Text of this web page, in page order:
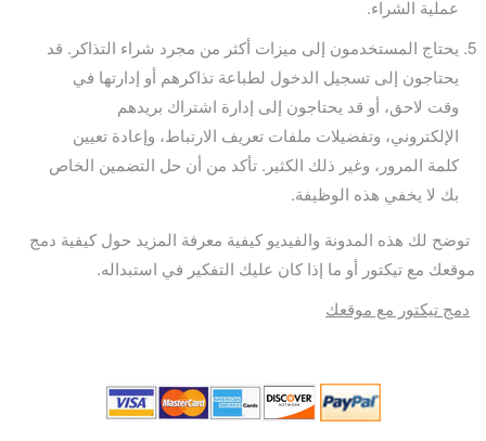
عملية الشراء.
يحتاج المستخدمون إلى ميزات أكثر من مجرد شراء التذاكر. قد
يحتاجون إلى تسجيل الدخول لطباعة تذاكرهم أو إدارتها في
وقت لاحق، أو قد يحتاجون إلى إدارة اشتراك بريدهم
الإلكتروني، وتفضيلات ملفات تعريف الارتباط، وإعادة تعيين
كلمة المرور، وغير ذلك الكثير. تأكد من أن حل التضمين الخاص
بك لا يخفي هذه الوظيفة.
توضح لك هذه المدونة والفيديو كيفية معرفة المزيد حول كيفية دمج
موقعك مع تيكتور أو ما إذا كان عليك التفكير في استبداله.
دمج تيكتور مع موقعك